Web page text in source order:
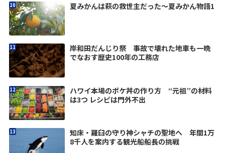
夏みかんは萩の救世主だった〜夏みかん物語1
岸和田だんじり祭 事故で壊れた地車も一晩
でなおす歴史100年の工務店
ハワイ本場のポケ丼の作り方 “元祖”の材料
は3つ レシピは門外不出
知床・羅臼の守り神シャチの聖地へ 年間1万
8千人を案内する観光船船長の挑戦